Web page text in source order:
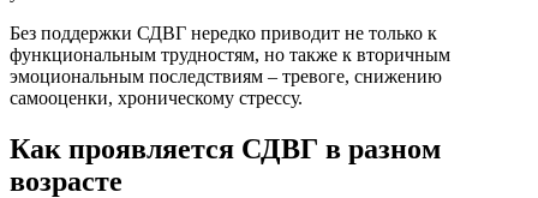
Без поддержки СДВГ нередко приводит не только к
функциональным трудностям, но также к вторичным
эмоциональным последствиям – тревоге, снижению
самооценки, хроническому стрессу.
Как проявляется СДВГ в разном
возрасте